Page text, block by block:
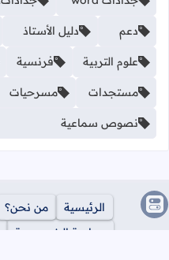
دعم دليل الأستاذ
علوم التربية فرنسية
مستجدات مسرحيات
نصوص سماعية
الرئيسية من نحن؟
سياسة الخصوصية